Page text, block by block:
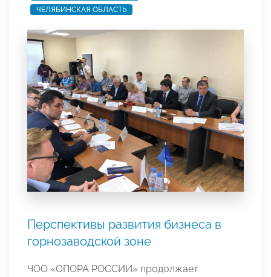
ЧЕЛЯБИНСКАЯ ОБЛАСТЬ
Перспективы развития бизнеса в
горнозаводской зоне
ЧОО «ОПОРА РОССИИ» продолжает